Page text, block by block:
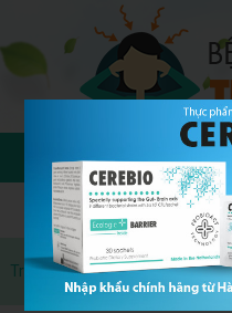
Trang chủ » Questions